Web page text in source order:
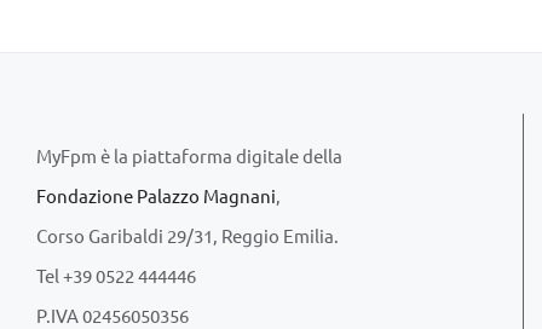
MyFpm è la piattaforma digitale della
Fondazione Palazzo Magnani,
Corso Garibaldi 29/31, Reggio Emilia.
Tel +39 0522 444446
P.IVA 02456050356